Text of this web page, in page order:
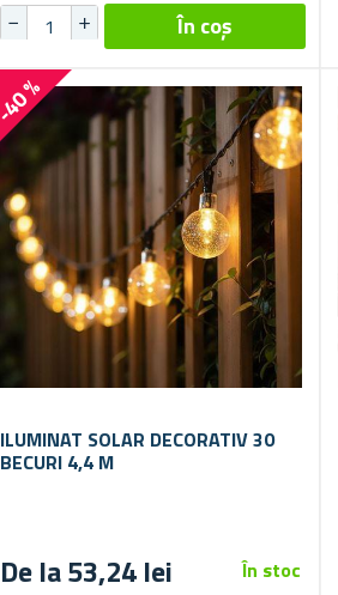
-40 %
ILUMINAT SOLAR DECORATIV 30
BECURI 4,4 M
De la 53,24 lei În stoc